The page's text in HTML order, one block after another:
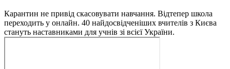
Карантин не привід скасовувати навчання. Відтепер школа
переходить у онлайн. 40 найдосвідченіших вчителів з Києва
стануть наставниками для учнів зі всієї України.